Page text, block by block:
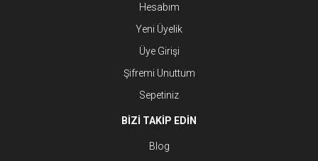
Hesabım
Yeni Üyelik
Üye Girişi
Şifremi Unuttum
Sepetiniz
BİZİ TAKİP EDİN
Blog